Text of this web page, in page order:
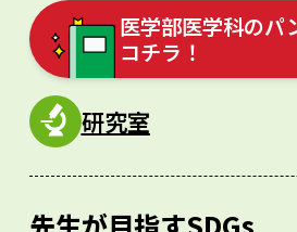
医学部医学科のパ
コチラ！
研究室